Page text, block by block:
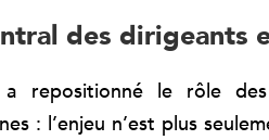
des dirigeants
repositionné le rôle
: l’enjeu n’est plus